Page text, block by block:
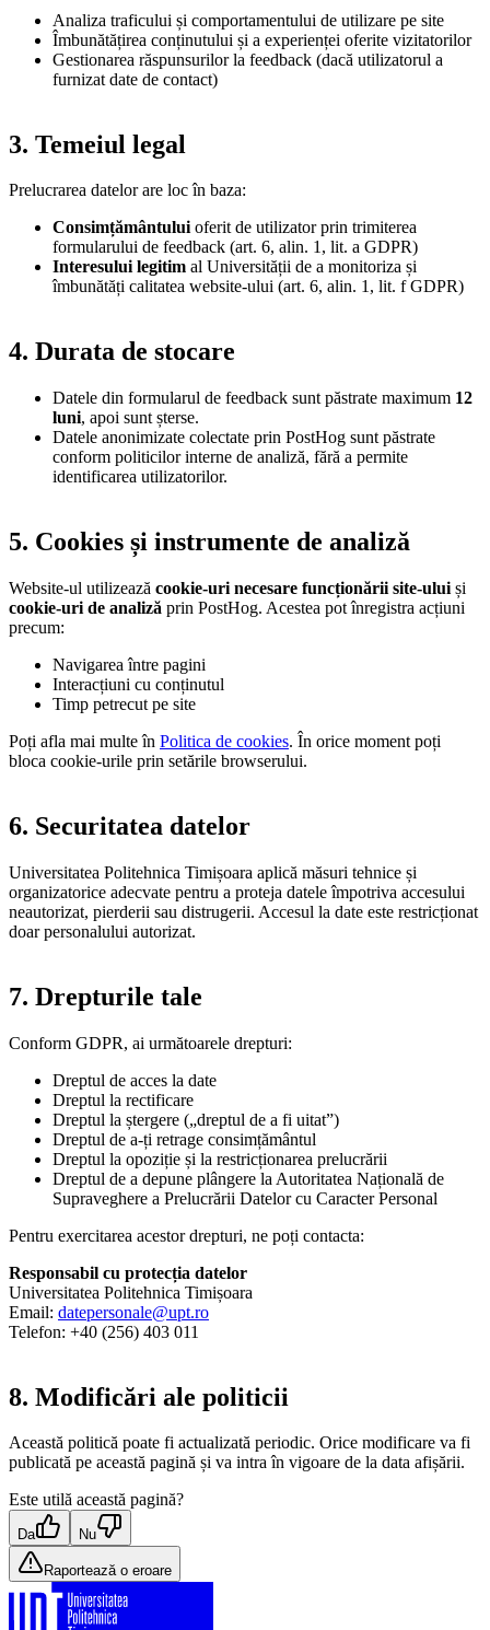
Analiza traficului și comportamentului de utilizare pe site
Îmbunătățirea conținutului și a experienței oferite vizitatorilor
Gestionarea răspunsurilor la feedback (dacă utilizatorul a
furnizat date de contact)
3. Temeiul legal
Prelucrarea datelor are loc în baza:
Consimțământuluioferit de utilizator prin trimiterea
formularului de feedback (art. 6, alin. 1, lit. a GDPR)
Interesului legitim al Universității de a monitoriza și
îmbunătăți calitatea website-ului (art. 6, alin. 1, lit. f GDPR)
4. Durata de stocare
Datele din formularul de feedback sunt păstrate maximum 12
luni, apoi sunt șterse.
Datele anonimizate colectate prin PostHog sunt păstrate
conform politicilor interne de analiză, fără a permite
identificarea utilizatorilor.
5. Cookies și instrumente de analiză
Website-ul utilizează cookie-uri necesare funcționării site-ului și
cookie-uri de analiză prin PostHog. Acestea pot înregistra acțiuni
precum:
Navigarea între pagini
Interacțiuni cu conținutul
Timp petrecut pe site
Poți afla mai multe în Politica de cookies. În orice moment poți
bloca cookie-urile prin setările browserului.
6. Securitatea datelor
Universitatea Politehnica Timișoara aplică măsuri tehnice și
organizatorice adecvate pentru a proteja datele împotriva accesului
neautorizat, pierderii sau distrugerii. Accesul la date este restricționat
doar personalului autorizat.
7. Drepturile tale
Conform GDPR, ai următoarele drepturi:
Dreptul de acces la date
Dreptul la rectificare
Dreptul la ștergere („dreptul de a fi uitat”)
Dreptul de a-ți retrage consimțământul
Dreptul la opoziție și la restricționarea prelucrării
Dreptul de a depune plângere la Autoritatea Națională de
Supraveghere a Prelucrării Datelor cu Caracter Personal
Pentru exercitarea acestor drepturi, ne poți contacta:
Responsabil cu protecția datelor
Universitatea Politehnica Timișoara
Email: datepersonale@upt.ro
Telefon: +40 (256) 403 011
8. Modificări ale politicii
Această politică poate fi actualizată periodic. Orice modificare va fi
publicată pe această pagină și va intra în vigoare de la data afișării.
Este utilă această pagină?
Da Nu
Raportează o eroare